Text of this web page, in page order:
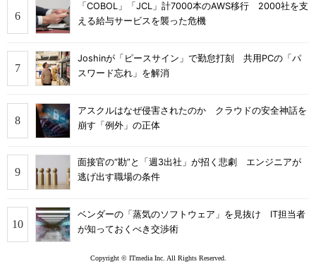
「COBOL」「JCL」計7000本のAWS移行 2000社を支
える給与サービスを襲った危機
Joshinが「ピースサイン」で勤怠打刻 共用PCの「パ
スワード忘れ」を解消
アスクルはなぜ侵害されたのか クラウドの安全神話を
崩す「例外」の正体
面接官の“勘”と「週3出社」が招く悲劇 エンジニアが
逃げ出す職場の条件
ベンダーの「蒸気のソフトウェア」を見抜け IT担当者
が知っておくべき交渉術
Copyright © ITmedia Inc. All Rights Reserved.